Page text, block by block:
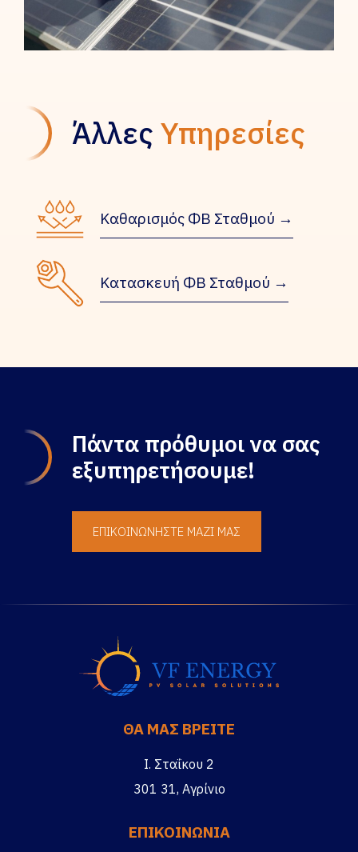
Άλλες Υπηρεσίες
Καθαρισμός ΦΒ Σταθμού →
Κατασκευή ΦΒ Σταθμού →
Πάντα πρόθυμοινα σας
εξυπηρετήσουμε!
ΕΠΙΚΟΙΝΩΝΗΣΤΕ ΜΑΖΙ ΜΑΣ
ΘΑ ΜΑΣ ΒΡΕΙΤΕ
Ι. Σταΐκου 2
301 31, Αγρίνιο
ΕΠΙΚΟΙΝΩΝΙΑ